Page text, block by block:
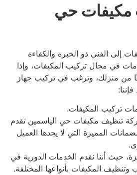
حي
الفني ذو الخبرة والكفاءة
مجال تركيب المكيفات، وإذا
وترغب في تركيب جهاز
المكيفات.
مكيفات حي الياسمين تقدم
المميزة التي لا يجدها العميل
أننا نقدم الخدمات الدورية في
المكيفات بأنواعها المختلفة.